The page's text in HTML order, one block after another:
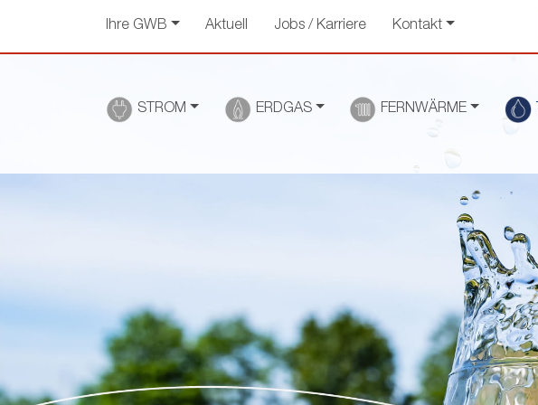
Ihre GWB Aktuell Jobs / Karriere Kontakt
STROM ERDGAS FERNWÄRME